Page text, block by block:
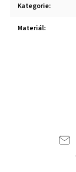
Kategorie:
Materiál: